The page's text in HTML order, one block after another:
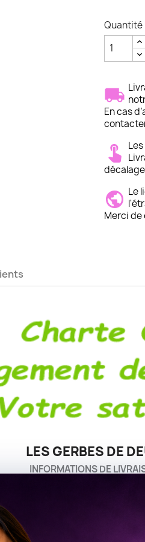
Quantité
En cas
Le
Merci de
LES GERBES DE
INFORMATIONS DE
une crémation, nous
de livraison. Livraison
✅Gerbe de fleurs pour un